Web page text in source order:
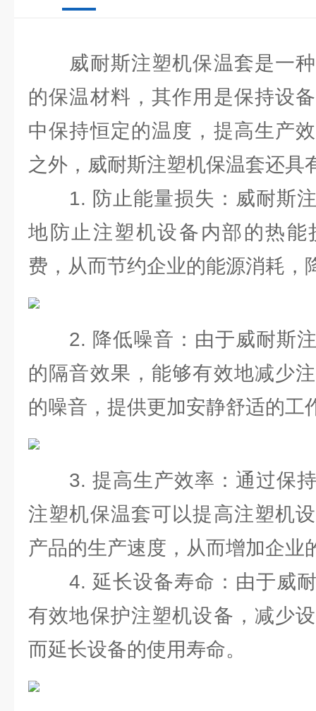
威耐斯注塑机保温套是一种
的保温材料，其作用是保持设
中保持恒定的温度，提高生产
之外，威耐斯注塑机保温套还具
1. 防止能量损失：威耐斯注
地防止注塑机设备内部的热能
费，从而节约企业的能源消耗，
2. 降低噪音：由于威耐斯注
的隔音效果，能够有效地减少
的噪音，提供更加安静舒适的工
3. 提高生产效率：通过保持
注塑机保温套可以提高注塑机
产品的生产速度，从而增加企业
4. 延长设备寿命：由于威耐
有效地保护注塑机设备，减少
而延长设备的使用寿命。